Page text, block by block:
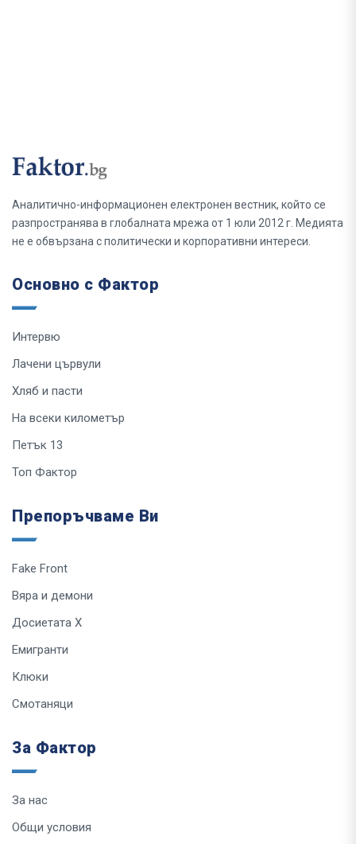
Аналитично-информационен електронен вестник, който се
разпространява в глобалната мрежа от 1 юли 2012 г. Медията
не е обвързана с политически и корпоративни интереси.
Основно с Фактор
Интервю
Лачени цървули
Хляб и пасти
На всеки километър
Петък 13
Топ Фактор
Препоръчваме Ви
Fake Front
Вяра и демони
Досиетата Х
Емигранти
Клюки
Смотаняци
За Фактор
За нас
Общи условия